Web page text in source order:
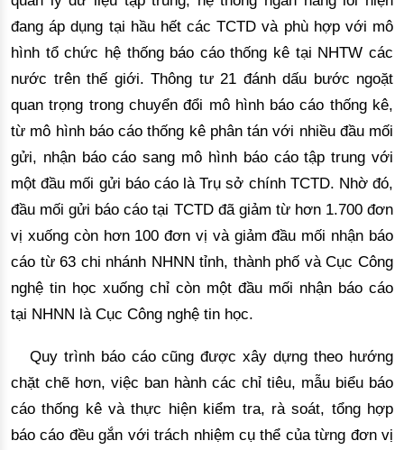
đang áp dụng tại hầu hết các TCTD và phù hợp với mô
hình tổ chức hệ thống báo cáo thống kê tại NHTW các
nước trên thế giới. Thông tư 21 đánh dấu bước ngoặt
quan trọng trong chuyển đổi mô hình báo cáo thống kê,
từ mô hình báo cáo thống kê phân tán với nhiều đầu mối
gửi, nhận báo cáo sang mô hình báo cáo tập trung với
một đầu mối gửi báo cáo là Trụ sở chính TCTD. Nhờ đó,
đầu mối gửi báo cáo tại TCTD đã giảm từ hơn 1.700 đơn
vị xuống còn hơn 100 đơn vị và giảm đầu mối nhận báo
cáo từ 63 chi nhánh NHNN tỉnh, thành phố và Cục Công
nghệ tin học xuống chỉ còn một đầu mối nhận báo cáo
tại NHNN là Cục Công nghệ tin học.
Quy trình báo cáo cũng được xây dựng theo hướng
chặt chẽ hơn, việc ban hành các chỉ tiêu, mẫu biểu báo
cáo thống kê và thực hiện kiểm tra, rà soát, tổng hợp
báo cáo đều gắn với trách nhiệm cụ thể của từng đơn vị